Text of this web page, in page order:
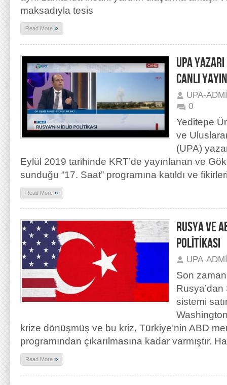
maksadıyla tesis
Read More »
UPA
CANLI
UPA-
0
Yeditepe
ve
(UPA)
Eylül 2019 tarihinde KRT’de yayınlanan ve
sunduğu “17. Saat” programına katıldı ve
Read More »
RUSYA VE
POLİTİKASI
UPA-
Son
sistemi
krize dönüşmüş ve bu kriz, Türkiye’nin ABD
programından çıkarılmasına kadar varmıştır.
Read More »